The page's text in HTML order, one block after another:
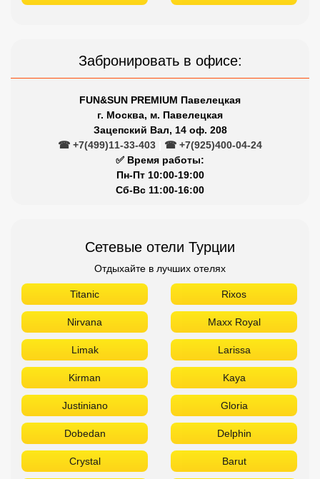
Забронировать в офисе:
FUN&SUN PREMIUM Павелецкая
г. Москва, м. Павелецкая
Зацепский Вал, 14 оф. 208
☎ +7(499)11-33-403
☎ +7(925)400-04-24
✅ Время работы:
Пн-Пт 10:00-19:00
Сб-Вс 11:00-16:00
Сетевые отели Турции
Отдыхайте в лучших отелях
Titanic Rixos
Nirvana Maxx Royal
Limak Larissa
Kirman Kaya
Justiniano Gloria
Dobedan Delphin
Crystal Barut